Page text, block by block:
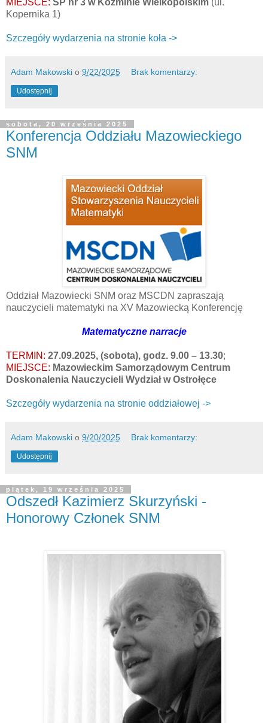
MIEJSCE: SP nr 3 w Koźminie Wielkopolskim (ul.
Kopernika 1)
Szczegóły wydarzenia na stronie koła ->
Adam Makowski o 9/22/2025 Brak komentarzy:
Udostępnij
sobota, 20 września 2025
Konferencja Oddziału Mazowieckiego
SNM
Oddział Mazowiecki SNM oraz MSCDN zapraszają
nauczycieli matematyki na XV Mazowiecką Konferencję
Matematyczne narracje
TERMIN: 27.09.2025, (sobota), godz. 9.00 – 13.30;
MIEJSCE: Mazowieckim Samorządowym Centrum
Doskonalenia Nauczycieli Wydział w Ostrołęce
Szczegóły wydarzenia na stronie oddziałowej ->
Adam Makowski o 9/20/2025 Brak komentarzy:
Udostępnij
piątek, 19 września 2025
Odszedł Kazimierz Skurzyński -
Honorowy Członek SNM